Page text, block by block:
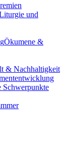
und
Ökumene &
& Nachhaltigkeit
Schwerpunkte